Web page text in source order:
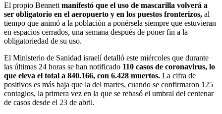
El propio Bennett manifestó que el uso de mascarilla volverá a
ser obligatorio en el aeropuerto y en los puestos fronterizos, al
tiempo que animó a la población a ponérsela siempre que estuvieran
en espacios cerrados, una semana después de poner fin a la
obligatoriedad de su uso.
El Ministerio de Sanidad israelí detalló este miércoles que durante
las últimas 24 horas se han notificado 110 casos de coronavirus, lo
que eleva el total a 840.166, con 6.428 muertos. La cifra de
positivos es más baja que la del martes, cuando se confirmaron 125
contagios, la primera vez en la que se rebasó el umbral del centenar
de casos desde el 23 de abril.